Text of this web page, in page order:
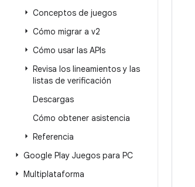
Conceptos de juegos
Cómo migrar a v2
Cómo usar las APIs
Revisa los lineamientos y las
listas de verificación
Descargas
Cómo obtener asistencia
Referencia
Google Play Juegos para PC
Multiplataforma